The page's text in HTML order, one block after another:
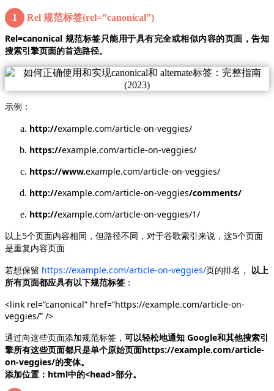
1 Rel 规范标签(rel=”canonical”)
Rel=canonical 规范标签只能用于具有完全或相似内容的页面，告知
搜索引擎页面的首选路径。
示例：
http://example.com/article-on-veggies/
https://example.com/article-on-veggies/
https://www.example.com/article-on-veggies/
http://example.com/article-on-veggies/comments/
http://example.com/article-on-veggies/1/
以上5个页面内容相同，但路径不同，对于谷歌索引来说，这5个页面
是重复内容页面
若想保留 https://example.com/article-on-veggies/页的排名， 以上
所有页面都应具有以下规范标签 ：
<link rel=”canonical” href=”https://example.com/article-on-
veggies/” />
通过向这些页面添加规范标签， 可以轻松地通知 Google和其他搜索引
擎所有这些页面都只是单个原始页面https://example.com/article-
on-veggies/的变体。
添加位置：html中的<head>部分。